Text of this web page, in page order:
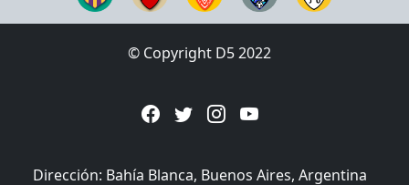
© Copyright D5 2022
Dirección: Bahía Blanca, Buenos Aires, Argentina